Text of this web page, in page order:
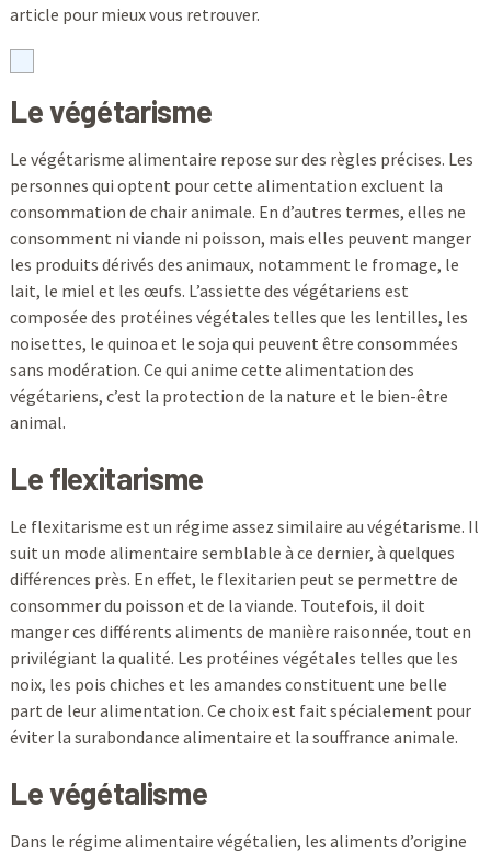
article pour mieux vous retrouver.
Le végétarisme
Le végétarisme alimentaire repose sur des règles précises. Les
personnes qui optent pour cette alimentation excluent la
consommation de chair animale. En d’autres termes, elles ne
consomment ni viande ni poisson, mais elles peuvent manger
les produits dérivés des animaux, notamment le fromage, le
lait, le miel et les œufs. L’assiette des végétariens est
composée des protéines végétales telles que les lentilles, les
noisettes, le quinoa et le soja qui peuvent être consommées
sans modération. Ce qui anime cette alimentation des
végétariens, c’est la protection de la nature et le bien-être
animal.
Le flexitarisme
Le flexitarisme est un régime assez similaire au végétarisme. Il
suit un mode alimentaire semblable à ce dernier, à quelques
différences près. En effet, le flexitarien peut se permettre de
consommer du poisson et de la viande. Toutefois, il doit
manger ces différents aliments de manière raisonnée, tout en
privilégiant la qualité. Les protéines végétales telles que les
noix, les pois chiches et les amandes constituent une belle
part de leur alimentation. Ce choix est fait spécialement pour
éviter la surabondance alimentaire et la souffrance animale.
Le végétalisme
Dans le régime alimentaire végétalien, les aliments d’origine